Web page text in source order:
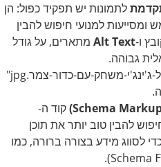
לתמונות יש תפקיד כפול: הן
למנועי חיפוש להבין
ו-Alt Text מתארים, על גודל
גבוהה.
שם קובץ כמו "חתול-ג'ינג'י-משחק-עם-כדור-צמר.jpg"
קוד ה-
להבין טוב יותר את תוכן
לסווג מידע בצורה ברורה, כמו
).